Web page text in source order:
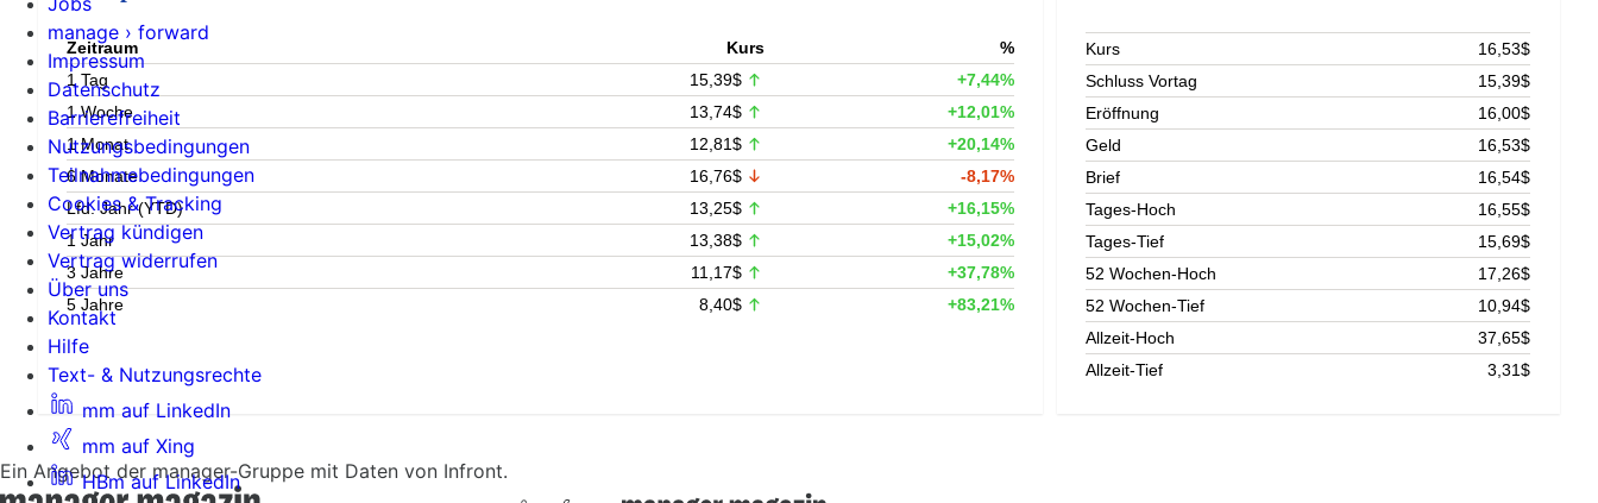
Zeitraum Kurs
%
1 Tag
15,39$
+7,44%
1 Woche
13,74$
+12,01%
1 Monat
12,81$
+20,14%
6 Monate
16,76$
-8,17%
Lfd. Jahr (YTD)
13,25$
+16,15%
1 Jahr
13,38$
+15,02%
3 Jahre
11,17$
+37,78%
5 Jahre
8,40$ +83,21%
Kurs
16,53$
Schluss Vortag
15,39$
Eröffnung
16,00$
Geld
16,53$
Brief
16,54$
Tages-Hoch
16,55$
Tages-Tief
15,69$
52 Wochen-Hoch
17,26$
52 Wochen-Tief
10,94$
Allzeit-Hoch
37,65$
Allzeit-Tief
3,31$
Ein Angebot der manager-Gruppe mit Daten von Infront.
manage › forward
Impressum
Datenschutz
Barrierefreiheit
Nutzungsbedingungen
Teilnahmebedingungen
Cookies & Tracking
Vertrag kündigen
Vertrag widerrufen
Über uns
Kontakt
Hilfe
Text- & Nutzungsrechte
mm auf LinkedIn
mm auf Xing
HBm auf LinkedIn